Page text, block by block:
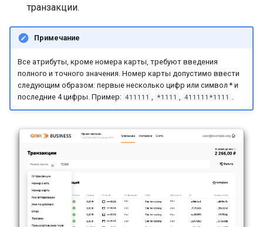
транзакции.
Примечание
Все атрибуты, кроме номера карты, требуют введения
полного и точного значения. Номер карты допустимо ввести
следующим образом: первые несколько цифр или символ * и
последние 4 цифры. Пример: 411111 *1111 411111*1111